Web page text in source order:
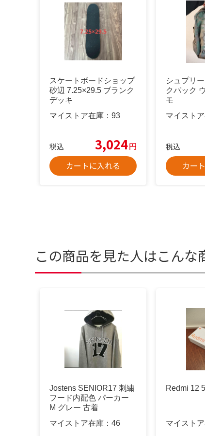
スケートボードショップ
砂辺 7.25×29.5 ブランク
デッキ
マイストア在庫： 93
税込 3,024円
カートに入れる
シュプリ
クパック
モ
マイストア
税込
カー
この商品を見た人はこんな
Jostens SENIOR17 刺繍
フード内配色 パーカー
M グレー 古着
マイストア在庫： 46
Redmi 12
マイストア